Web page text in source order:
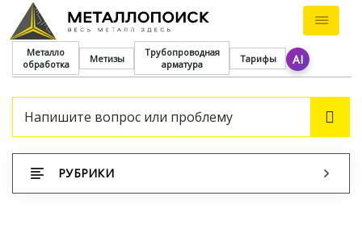
Металло
обработка
Метизы
Трубопроводная
арматура
Тарифы AI
РУБРИКИ